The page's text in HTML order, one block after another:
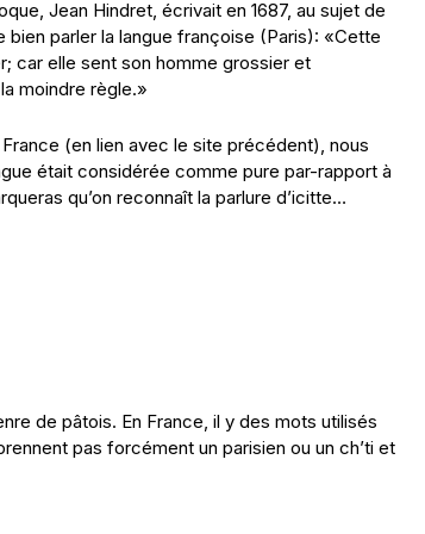
Jean Hindret, écrivait en 1687, au sujet de
parler la langue françoise (Paris): «Cette
car elle sent son homme grossier et
moindre règle.»
(en lien avec le site précédent), nous
était considérée comme pure par-rapport à
qu’on reconnaît la parlure d’icitte…
de pâtois. En France, il y des mots utilisés
pas forcément un parisien ou un ch’ti et